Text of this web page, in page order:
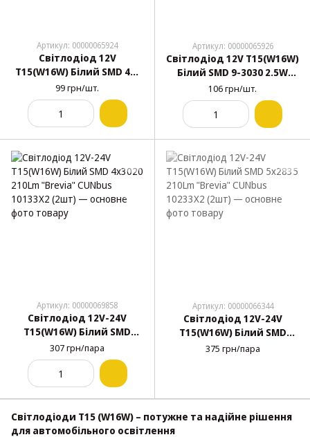
Артикул: 00000065924
Світлодіод 12V
T15(W16W) Білий SMD 45-
4014 7,5W №79
99 грн/шт.
Артикул: 00000065926
Світлодіод 12V T15(W16W)
Білий SMD 9-3030 2.5W
№82
106 грн/шт.
Артикул: 00000069858
Світлодіод 12V-24V
T15(W16W) Білий SMD
4x3020 210Lm "Brevia"
CUNbus 10133X2 (2шт)
307 грн/пара
Артикул: 00000066344
Світлодіод 12V-24V
T15(W16W) Білий SMD
5x2835 210Lm "Brevia"
375 грн/пара
Світлодіоди T15 (W16W) – потужне та надійне рішення
для автомобільного освітлення